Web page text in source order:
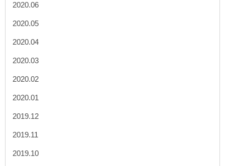
2020.06
2020.05
2020.04
2020.03
2020.02
2020.01
2019.12
2019.11
2019.10